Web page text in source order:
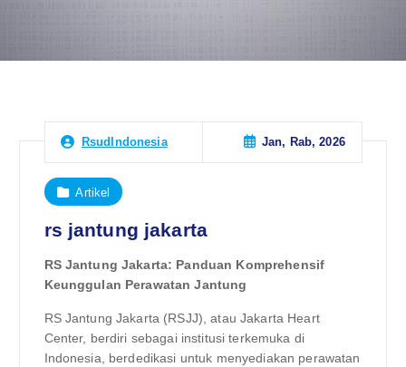
RsudIndonesia Jan, Rab, 2026
Artikel
rs jantung jakarta
RS Jantung Jakarta: Panduan Komprehensif
Keunggulan Perawatan Jantung
RS Jantung Jakarta (RSJJ), atau Jakarta Heart
Center, berdiri sebagai institusi terkemuka di
Indonesia, berdedikasi untuk menyediakan perawatan